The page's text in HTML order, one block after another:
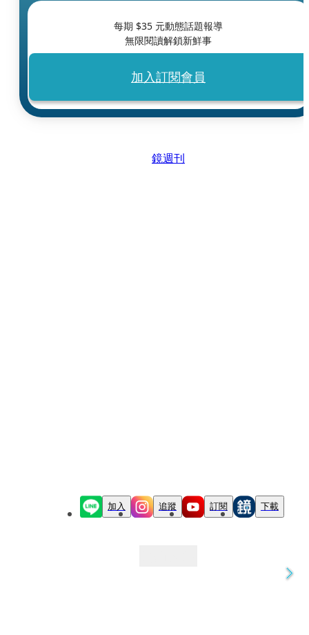
每期 $35 元動態話題報導
無限閱讀解鎖新鮮事
加入訂閱會員
鏡週刊
加入 追蹤 訂閱 下載